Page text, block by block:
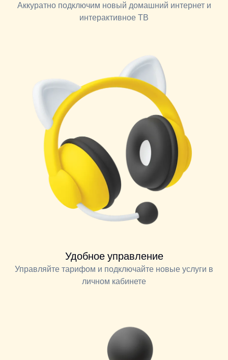
Аккуратно подключим новый домашний интернет и
интерактивное ТВ
Удобное управление
Управляйте тарифом и подключайте новые услуги в
личном кабинете